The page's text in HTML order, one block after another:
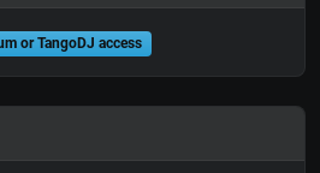
or TangoDJ access